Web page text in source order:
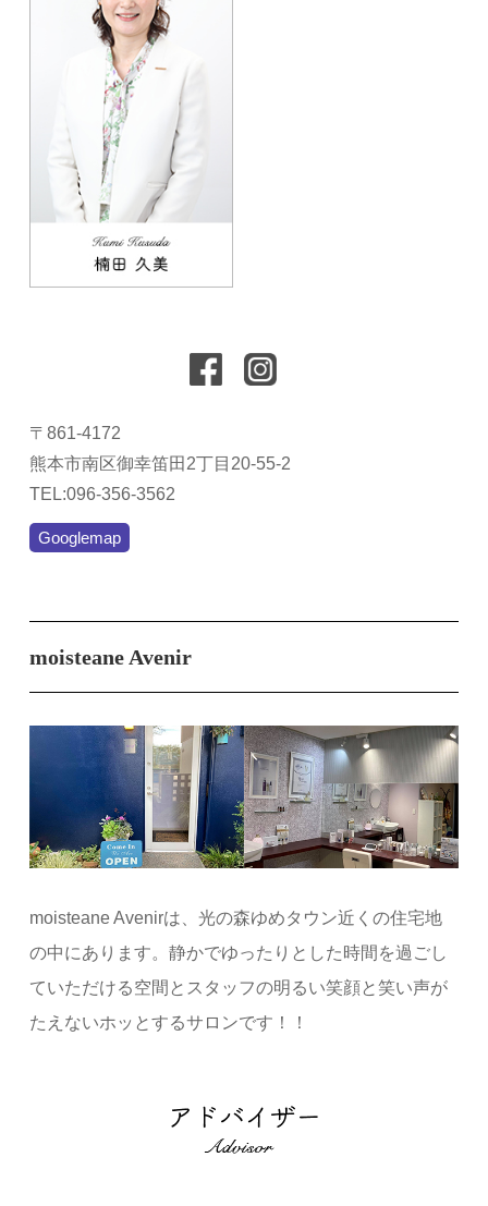
〒861-4172
熊本市南区御幸笛田2丁目20-55-2
TEL:096-356-3562
Googlemap
moisteane Avenir
moisteane Avenirは、光の森ゆめタウン近くの住宅地
の中にあります。静かでゆったりとした時間を過ごし
ていただける空間とスタッフの明るい笑顔と笑い声が
たえないホッとするサロンです！！